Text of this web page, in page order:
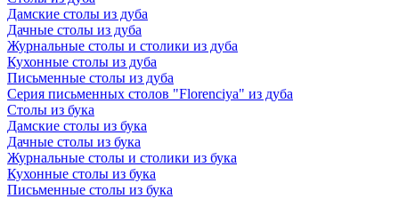
Дамские столы из дуба
Дачные столы из дуба
Журнальные столы и столики из дуба
Кухонные столы из дуба
Письменные столы из дуба
Серия письменных столов "Florenciya" из дуба
Столы из бука
Дамские столы из бука
Дачные столы из бука
Журнальные столы и столики из бука
Кухонные столы из бука
Письменные столы из бука